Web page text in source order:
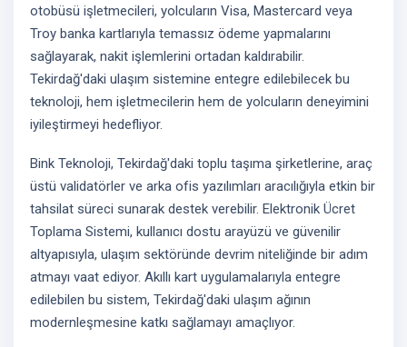
otobüsü işletmecileri, yolcuların Visa, Mastercard veya
Troy banka kartlarıyla temassız ödeme yapmalarını
sağlayarak, nakit işlemlerini ortadan kaldırabilir.
Tekirdağ'daki ulaşım sistemine entegre edilebilecek bu
teknoloji, hem işletmecilerin hem de yolcuların deneyimini
iyileştirmeyi hedefliyor.
Bink Teknoloji, Tekirdağ'daki toplu taşıma şirketlerine, araç
üstü validatörler ve arka ofis yazılımları aracılığıyla etkin bir
tahsilat süreci sunarak destek verebilir. Elektronik Ücret
Toplama Sistemi, kullanıcı dostu arayüzü ve güvenilir
altyapısıyla, ulaşım sektöründe devrim niteliğinde bir adım
atmayı vaat ediyor. Akıllı kart uygulamalarıyla entegre
edilebilen bu sistem, Tekirdağ'daki ulaşım ağının
modernleşmesine katkı sağlamayı amaçlıyor.